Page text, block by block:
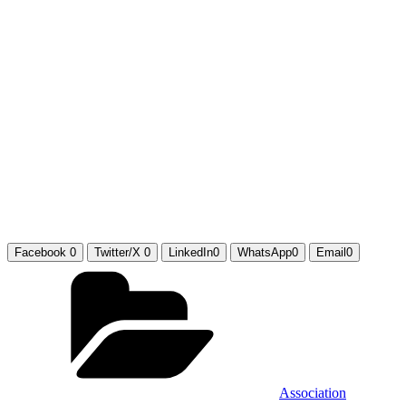
Facebook 0 Twitter/X 0 LinkedIn0 WhatsApp0 Email 0
Association